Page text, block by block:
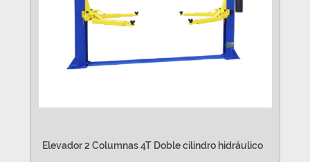
Elevador 2 Columnas 4T Doble cilindro hidráulico